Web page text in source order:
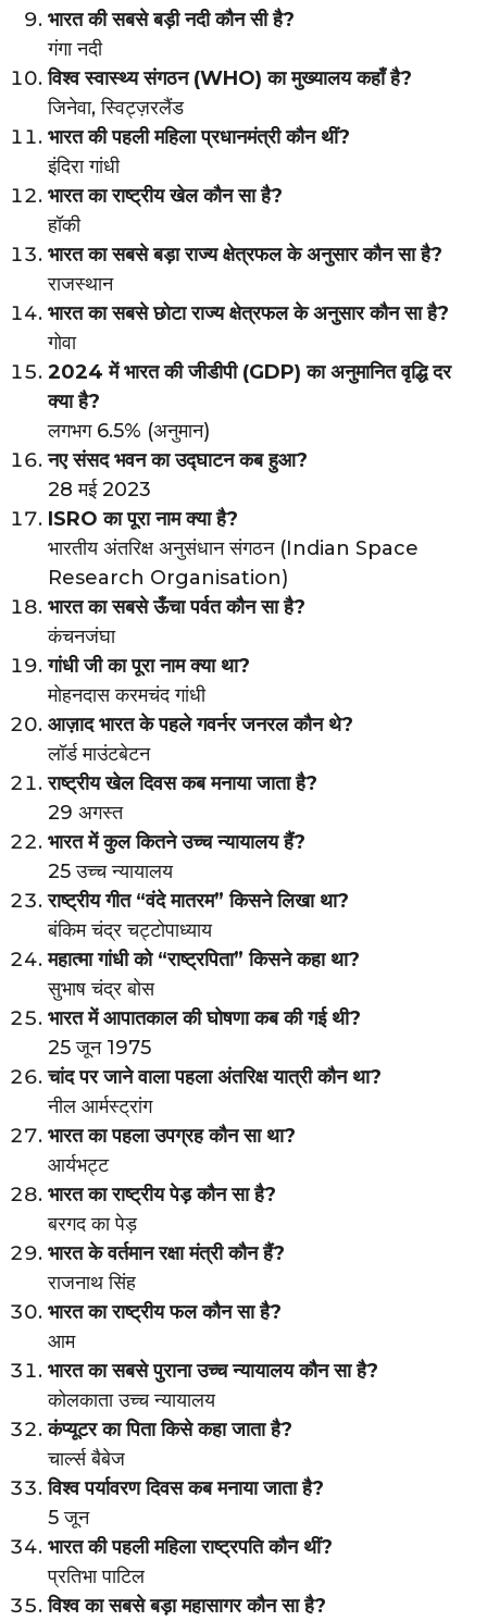
भारत की सबसे बड़ी नदी कौन सी है?
गंगा नदी
विश्व स्वास्थ्य संगठन (WHO) का मुख्यालय कहाँ है?
जिनेवा, स्विट्ज़रलैंड
भारत की पहली महिला प्रधानमंत्री कौन थीं?
इंदिरा गांधी
भारत का राष्ट्रीय खेल कौन सा है?
हॉकी
भारत का सबसे बड़ा राज्य क्षेत्रफल के अनुसार कौन सा है?
राजस्थान
भारत का सबसे छोटा राज्य क्षेत्रफल के अनुसार कौन सा है?
गोवा
2024 में भारत की जीडीपी (GDP) का अनुमानित वृद्धि दर
क्या है?
लगभग 6.5% (अनुमान)
नए संसद भवन का उद्घाटन कब हुआ?
28 मई 2023
ISRO का पूरा नाम क्या है?
भारतीय अंतरिक्ष अनुसंधान संगठन (Indian Space
Research Organisation)
भारत का सबसे ऊँचा पर्वत कौन सा है?
कंचनजंघा
गांधी जी का पूरा नाम क्या था?
मोहनदास करमचंद गांधी
आज़ाद भारत के पहले गवर्नर जनरल कौन थे?
लॉर्ड माउंटबेटन
राष्ट्रीय खेल दिवस कब मनाया जाता है?
29 अगस्त
भारत में कुल कितने उच्च न्यायालय हैं?
25 उच्च न्यायालय
राष्ट्रीय गीत “वंदे मातरम” किसने लिखा था?
बंकिम चंद्र चट्टोपाध्याय
महात्मा गांधी को “राष्ट्रपिता” किसने कहा था?
सुभाष चंद्र बोस
भारत में आपातकाल की घोषणा कब की गई थी?
25 जून 1975
चांद पर जाने वाला पहला अंतरिक्ष यात्री कौन था?
नील आर्मस्ट्रांग
भारत का पहला उपग्रह कौन सा था?
आर्यभट्ट
भारत का राष्ट्रीय पेड़ कौन सा है?
बरगद का पेड़
भारत के वर्तमान रक्षा मंत्री कौन हैं?
राजनाथ सिंह
भारत का राष्ट्रीय फल कौन सा है?
आम
भारत का सबसे पुराना उच्च न्यायालय कौन सा है?
कोलकाता उच्च न्यायालय
कंप्यूटर का पिता किसे कहा जाता है?
चार्ल्स बैबेज
विश्व पर्यावरण दिवस कब मनाया जाता है?
5 जून
भारत की पहली महिला राष्ट्रपति कौन थीं?
प्रतिभा पाटिल
विश्व का सबसे बड़ा महासागर कौन सा है?